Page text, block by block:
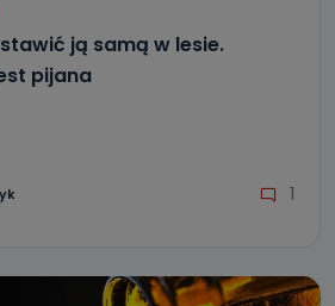
ją samą w lesie.
pijana
1